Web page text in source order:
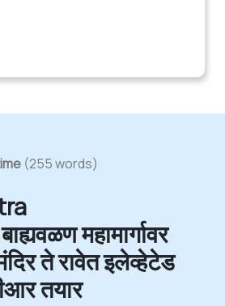
(255 words)
महामार्गावर
ते रावेत इलेव्हेटेड
तयार